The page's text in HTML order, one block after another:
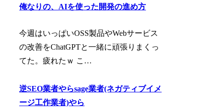
俺なりの、AIを使った開発の進め方
今週はいっぱいOSS製品やWebサービス
の改善をChatGPTと一緒に頑張りまくっ
てた。疲れたｗ こ…
逆SEO業者やらsage業者(ネガティブイメ
ージ工作業者)やら